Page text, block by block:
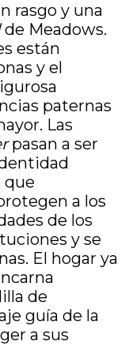
rasgo y una
de Meadows.
están
y el
paternas
Las
pasan a ser
que
a los
de los
y se
El hogar ya
de
guía de la
a sus